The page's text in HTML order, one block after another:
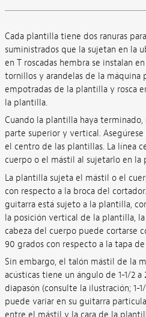
Cada plantilla tiene dos ranuras
suministrados que la sujetan en la
en T roscadas hembra se instalan
tornillos y arandelas de la máquina
empotradas de la plantilla y rosca
la plantilla.
Cuando la plantilla haya
parte superior y vertical.
el centro de las plantillas. La línea
cuerpo o el mástil al sujetarlo en la
La plantilla sujeta el mástil o el
con respecto a la broca del
guitarra está sujeto a la plantilla,
la posición vertical de la plantilla,
cabeza del cuerpo puede cortarse
90 grados con respecto a la tapa de
Sin embargo, el talón mástil de la
acústicas tiene un ángulo de 1-1/2
diapasón (consulte la ilustración; 1-
puede variar en su guitarra